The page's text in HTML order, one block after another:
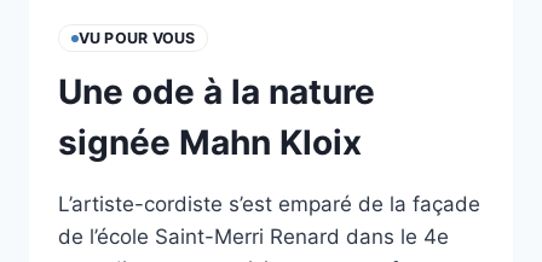
VU POUR VOUS
Une ode à la nature
signée Mahn Kloix
L’artiste-cordiste s’est emparé de la façade
de l’école Saint-Merri Renard dans le 4e